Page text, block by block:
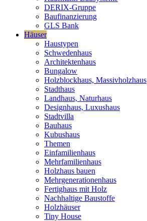
DERIX-Gruppe
Baufinanzierung
GLS Bank
Häuser
Haustypen
Schwedenhaus
Architektenhaus
Bungalow
Holzblockhaus, Massivholzhaus
Stadthaus
Landhaus, Naturhaus
Designhaus, Luxushaus
Stadtvilla
Bauhaus
Kubushaus
Themen
Einfamilienhaus
Mehrfamilienhaus
Holzhaus bauen
Mehrgenerationenhaus
Fertighaus mit Holz
Nachhaltige Baustoffe
Holzhäuser
Tiny House